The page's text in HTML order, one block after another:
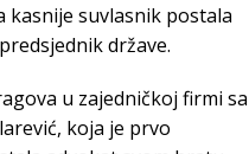
kasnije suvlasnik postala
države.
u zajedničkoj firmi sa
koja je prvo